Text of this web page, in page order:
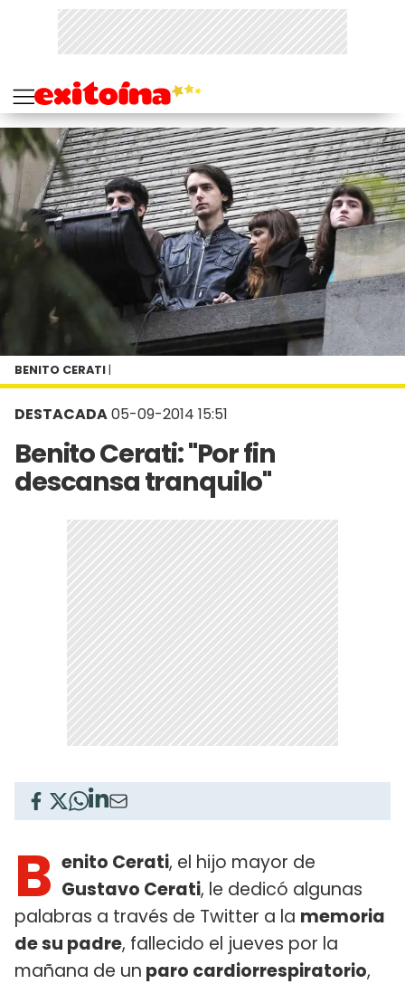
DESTACADA05-09-2014 15:51
Benito Cerati: "Por fin
descansa tranquilo"
BENITO CERATI |
B enito Cerati, el hijo mayor de
Gustavo Cerati, le dedicó algunas
palabras a través de Twitter a la memoria
de su padre, fallecido el jueves por la
mañana de un paro cardiorrespiratorio,